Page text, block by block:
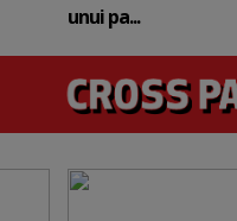
unui pa...